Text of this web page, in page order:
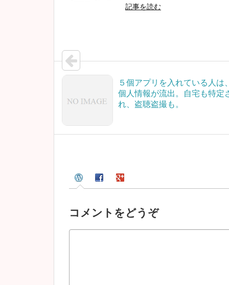
記事を読む
５個アプリを入れている人は
個人情報が流出。自宅も特定
れ、盗聴盗撮も。
コメントをどうぞ